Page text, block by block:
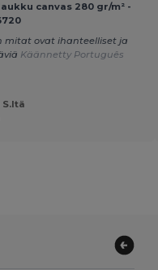
canvas 280 gr/m² -
mitat ovat ihanteelliset ja
Käännetty Português